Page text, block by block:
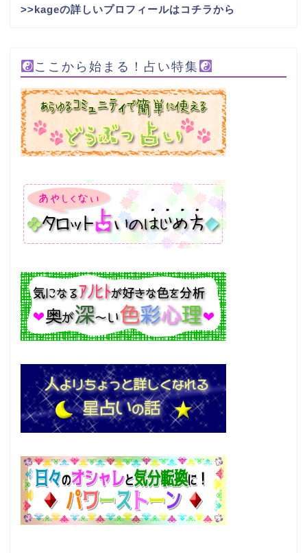
>>kageの詳しいプロフィールはコチラから
ここから始まる！占い特集